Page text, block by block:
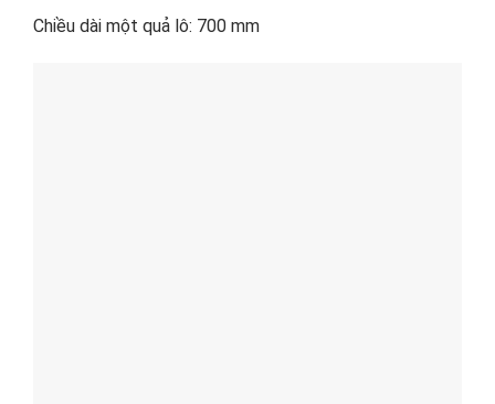
Chiều dài một quả lô: 700 mm